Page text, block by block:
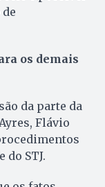
os demais
da parte da
Flávio
STJ.